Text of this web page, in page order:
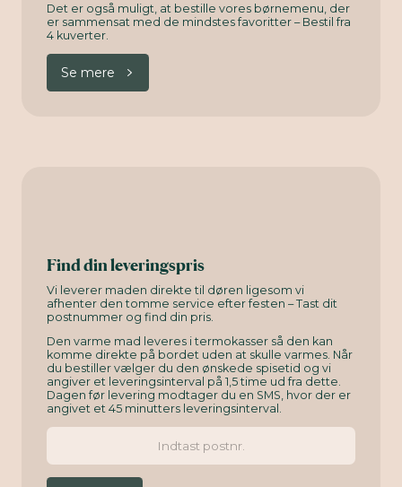
Det er også muligt, at bestille vores børnemenu, der
er sammensat med de mindstes favoritter – Bestil fra
4 kuverter.
Se mere
Find din leveringspris
Vi leverer maden direkte til døren ligesom vi
afhenter den tomme service efter festen – Tast dit
postnummer og find din pris.
Den varme mad leveres i termokasser så den kan
komme direkte på bordet uden at skulle varmes. Når
du bestiller vælger du den ønskede spisetid og vi
angiver et leveringsinterval på 1,5 time ud fra dette.
Dagen før levering modtager du en SMS, hvor der er
angivet et 45 minutters leveringsinterval.